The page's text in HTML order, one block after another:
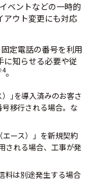
ベントなどの一時的
アウト変更にも対応
定電話の番号を利用
に知らせる必要や従
。
｣を導入済みのお客さ
移行される場合。な
ース）」を新規契約
される場合、工事が発
料は別途発生する場合